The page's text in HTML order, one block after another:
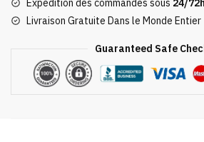
SiesteExpédition des commandes sous 24/72h
Livraison Gratuite Dans le Monde Entier
Guaranteed Safe